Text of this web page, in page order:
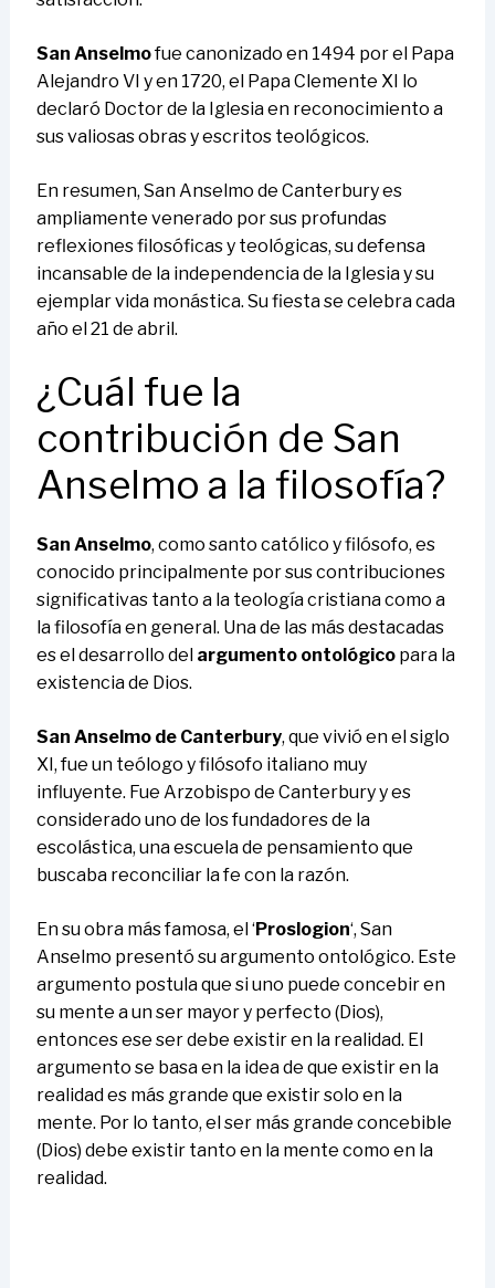
San Anselmofue canonizado en 1494 por el Papa
Alejandro VI y en 1720, el Papa Clemente XI lo
declaró Doctor de la Iglesia en reconocimiento a
sus valiosas obras y escritos teológicos.
En resumen, San Anselmo de Canterbury es
ampliamente venerado por sus profundas
reflexiones filosóficas y teológicas, su defensa
incansable de la independencia de la Iglesia y su
ejemplar vida monástica. Su fiesta se celebra cada
año el 21 de abril.
¿Cuál fue la
contribución de San
Anselmo a la filosofía?
San Anselmo, como santo católico y filósofo, es
conocido principalmente por sus contribuciones
significativas tanto a la teología cristiana como a
la filosofía en general. Una de las más destacadas
es el desarrollo del argumento ontológicopara la
existencia de Dios.
San Anselmo de Canterbury, que vivió en el siglo
XI, fue un teólogo y filósofo italiano muy
influyente. Fue Arzobispo de Canterbury y es
considerado uno de los fundadores de la
escolástica, una escuela de pensamiento que
buscaba reconciliar la fe con la razón.
En su obra más famosa, el ‘Proslogion‘, San
Anselmo presentó su argumento ontológico. Este
argumento postula que si uno puede concebir en
su mente a un ser mayor y perfecto (Dios),
entonces ese ser debe existir en la realidad. El
argumento se basa en la idea de que existir en la
realidad es más grande que existir solo en la
mente. Por lo tanto, el ser más grande concebible
(Dios) debe existir tanto en la mente como en la
realidad.